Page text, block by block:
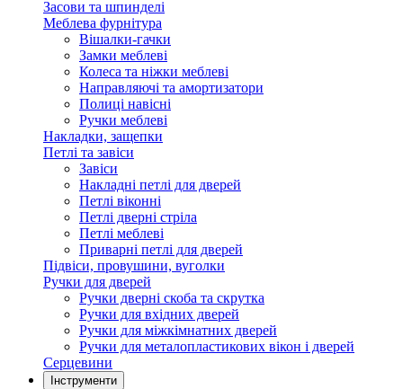
Засови та шпинделі
Меблева фурнітура
Вішалки-гачки
Замки меблеві
Колеса та ніжки меблеві
Направляючі та амортизатори
Полиці навісні
Ручки меблеві
Накладки, защепки
Петлі та завіси
Завіси
Накладні петлі для дверей
Петлі віконні
Петлі дверні стріла
Петлі меблеві
Приварні петлі для дверей
Підвіси, провушини, вуголки
Ручки для дверей
Ручки дверні скоба та скрутка
Ручки для вхідних дверей
Ручки для міжкімнатних дверей
Ручки для металопластикових вікон і дверей
Серцевини
Інструменти